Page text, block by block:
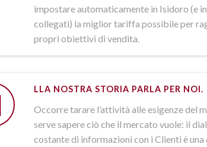
impostare automaticamente in Isidoro (e
collegati) la miglior tariffa possibile per
propri obiettivi di vendita.
LLA NOSTRA STORIA PARLA PER NOI.
Occorre tarare l’attività alle esigenze del
serve sapere ciò che il mercato vuole: il
costante di informazioni con i Clienti è